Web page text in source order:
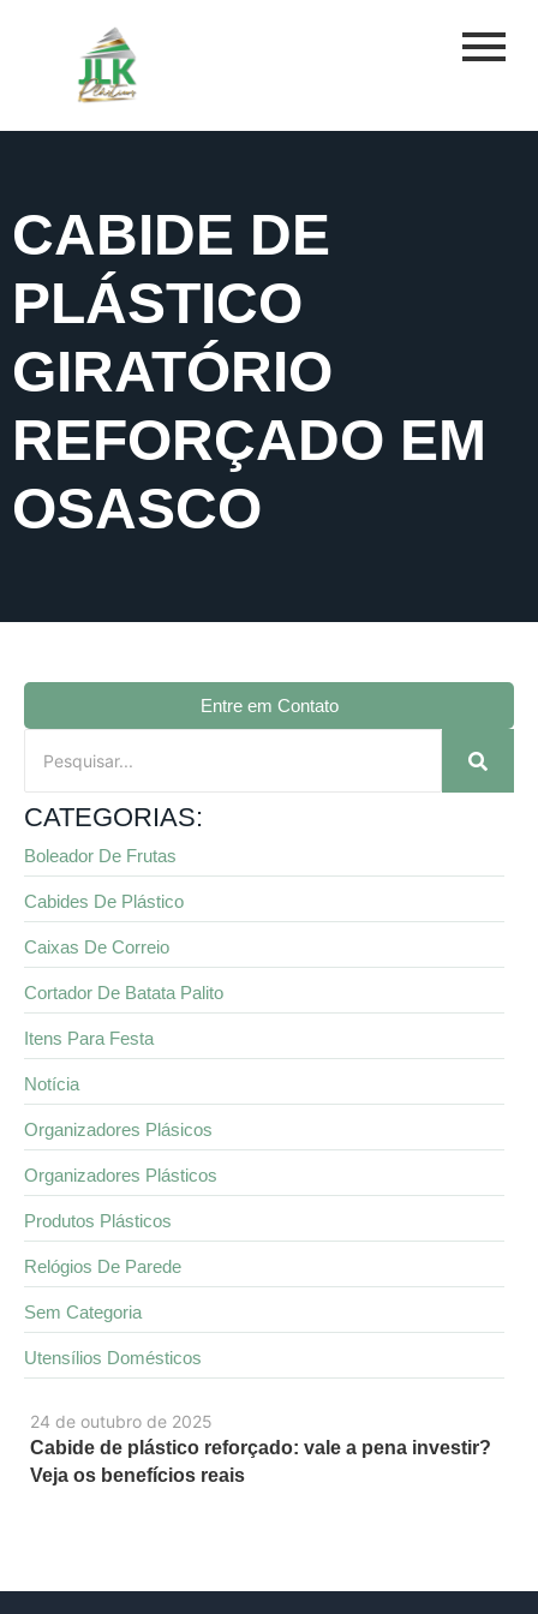
CABIDE DE
PLÁSTICO
GIRATÓRIO
REFORÇADO EM
OSASCO
24 de outubro de 2025
Cabide de plástico reforçado: vale a pena investir?
Veja os benefícios reais
Entre em Contato
CATEGORIAS:
Boleador De Frutas
Cabides De Plástico
Caixas De Correio
Cortador De Batata Palito
Itens Para Festa
Notícia
Organizadores Plásicos
Organizadores Plásticos
Produtos Plásticos
Relógios De Parede
Sem Categoria
Utensílios Domésticos